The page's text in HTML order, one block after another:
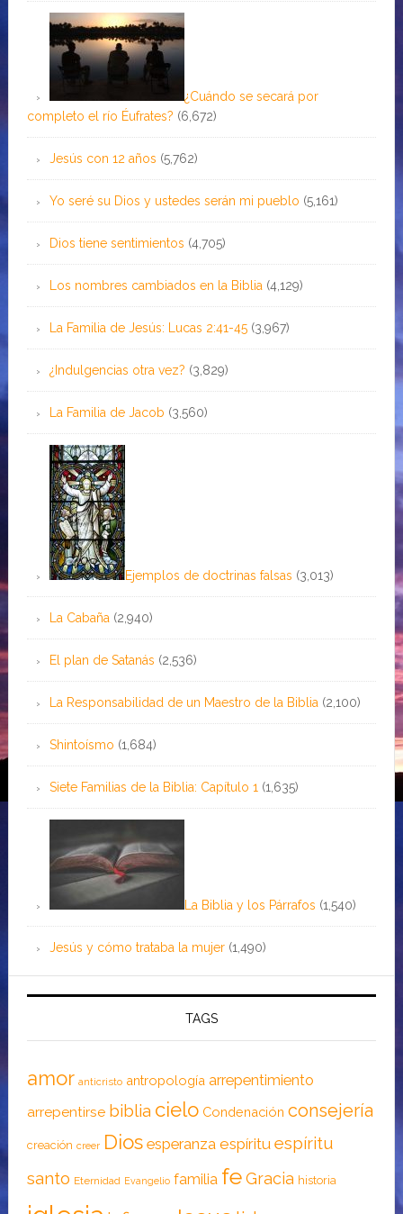
¿Cuándo se secará por
completo el río Éufrates? (6,672)
Jesús con 12 años (5,762)
Yo seré su Dios y ustedes serán mi pueblo (5,161)
Dios tiene sentimientos (4,705)
Los nombres cambiados en la Biblia (4,129)
La Familia de Jesús: Lucas 2:41-45 (3,967)
¿Indulgencias otra vez? (3,829)
La Familia de Jacob (3,560)
Ejemplos de doctrinas falsas (3,013)
La Cabaña (2,940)
El plan de Satanás (2,536)
La Responsabilidad de un Maestro de la Biblia (2,100)
Shintoísmo (1,684)
Siete Familias de la Biblia: Capítulo 1 (1,635)
La Biblia y los Párrafos (1,540)
Jesús y cómo trataba la mujer (1,490)
TAGS
amor anticristo antropología arrepentimiento
arrepentirse biblia cielo Condenación consejería
creación creer Dios esperanza espíritu espíritu
santo Eternidad Evangelio familia feGracia historia